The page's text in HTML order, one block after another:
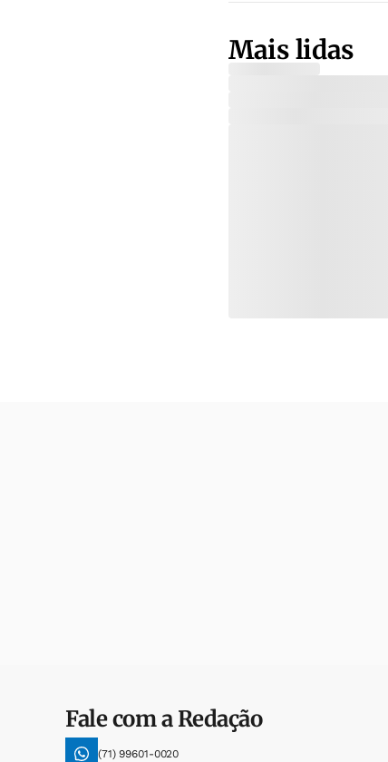
Mais lidas
Fale com a Redação
(71) 99601-0020